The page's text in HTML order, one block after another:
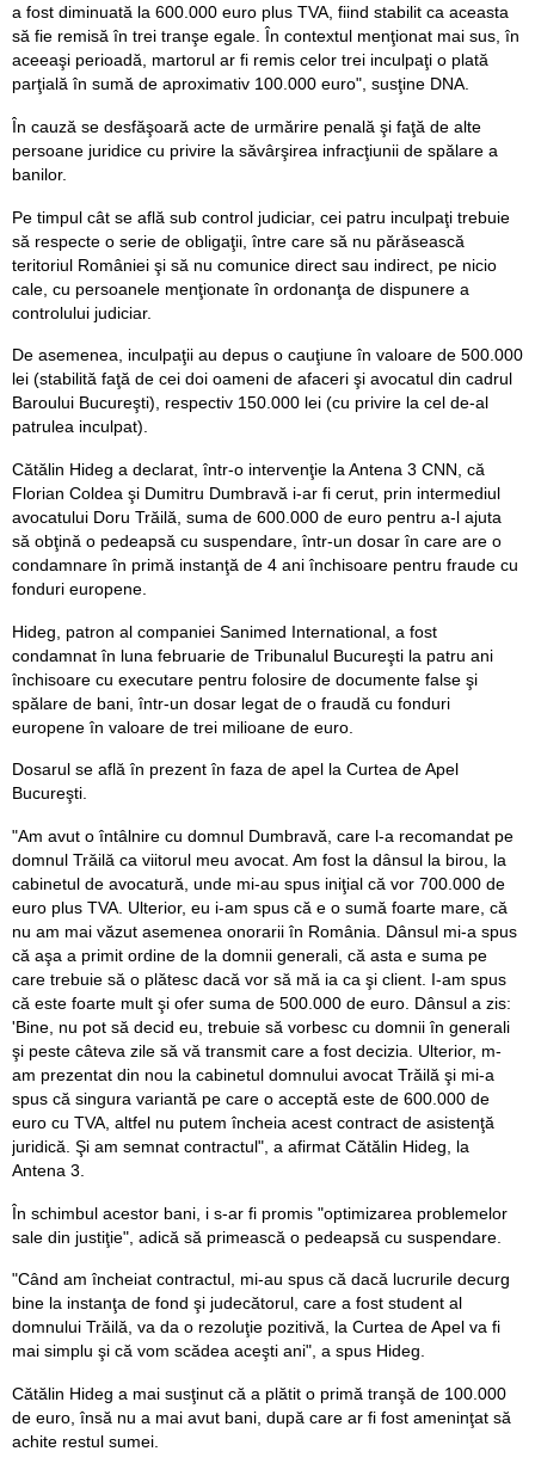
a fost diminuată la 600.000 euro plus TVA, fiind stabilit ca aceasta
să fie remisă în trei tranşe egale. În contextul menţionat mai sus, în
aceeaşi perioadă, martorul ar fi remis celor trei inculpaţi o plată
parţială în sumă de aproximativ 100.000 euro", susţine DNA.
În cauză se desfăşoară acte de urmărire penală şi faţă de alte
persoane juridice cu privire la săvârşirea infracţiunii de spălare a
banilor.
Pe timpul cât se află sub control judiciar, cei patru inculpaţi trebuie
să respecte o serie de obligaţii, între care să nu părăsească
teritoriul României şi să nu comunice direct sau indirect, pe nicio
cale, cu persoanele menţionate în ordonanţa de dispunere a
controlului judiciar.
De asemenea, inculpaţii au depus o cauţiune în valoare de 500.000
lei (stabilită faţă de cei doi oameni de afaceri şi avocatul din cadrul
Baroului Bucureşti), respectiv 150.000 lei (cu privire la cel de-al
patrulea inculpat).
Cătălin Hideg a declarat, într-o intervenţie la Antena 3 CNN, că
Florian Coldea şi Dumitru Dumbravă i-ar fi cerut, prin intermediul
avocatului Doru Trăilă, suma de 600.000 de euro pentru a-l ajuta
să obţină o pedeapsă cu suspendare, într-un dosar în care are o
condamnare în primă instanţă de 4 ani închisoare pentru fraude cu
fonduri europene.
Hideg, patron al companiei Sanimed International, a fost
condamnat în luna februarie de Tribunalul Bucureşti la patru ani
închisoare cu executare pentru folosire de documente false şi
spălare de bani, într-un dosar legat de o fraudă cu fonduri
europene în valoare de trei milioane de euro.
Dosarul se află în prezent în faza de apel la Curtea de Apel
Bucureşti.
"Am avut o întâlnire cu domnul Dumbravă, care l-a recomandat pe
domnul Trăilă ca viitorul meu avocat. Am fost la dânsul la birou, la
cabinetul de avocatură, unde mi-au spus iniţial că vor 700.000 de
euro plus TVA. Ulterior, eu i-am spus că e o sumă foarte mare, că
nu am mai văzut asemenea onorarii în România. Dânsul mi-a spus
că aşa a primit ordine de la domnii generali, că asta e suma pe
care trebuie să o plătesc dacă vor să mă ia ca şi client. I-am spus
că este foarte mult şi ofer suma de 500.000 de euro. Dânsul a zis:
'Bine, nu pot să decid eu, trebuie să vorbesc cu domnii în generali
şi peste câteva zile să vă transmit care a fost decizia. Ulterior, m-
am prezentat din nou la cabinetul domnului avocat Trăilă şi mi-a
spus că singura variantă pe care o acceptă este de 600.000 de
euro cu TVA, altfel nu putem încheia acest contract de asistenţă
juridică. Şi am semnat contractul", a afirmat Cătălin Hideg, la
Antena 3.
În schimbul acestor bani, i s-ar fi promis "optimizarea problemelor
sale din justiţie", adică să primească o pedeapsă cu suspendare.
"Când am încheiat contractul, mi-au spus că dacă lucrurile decurg
bine la instanţa de fond şi judecătorul, care a fost student al
domnului Trăilă, va da o rezoluţie pozitivă, la Curtea de Apel va fi
mai simplu şi că vom scădea aceşti ani", a spus Hideg.
Cătălin Hideg a mai susţinut că a plătit o primă tranşă de 100.000
de euro, însă nu a mai avut bani, după care ar fi fost ameninţat să
achite restul sumei.